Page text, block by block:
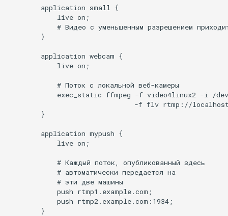
redis-ratelimit
        application small {
            live on;
# Видео с уменьшенным разрешением
        }
        application webcam {
            live on;
            # Поток с локальной веб-камеры
exec_static ffmpeg -f video4linux2 -i /
-f flv rtmp://
        }
        application mypush {
            live on;
            # Каждый поток, опубликованный здесь
            # автоматически передается на
            # эти две машины
            push rtmp1.example.com;
            push rtmp2.example.com:1934;
        }